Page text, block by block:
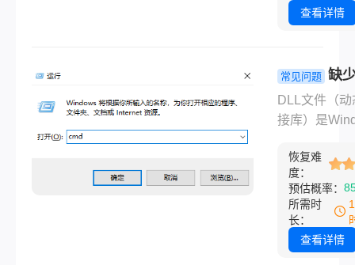
启动、系统
下是针对DLL
问题的常用
法，帮助您
决问题。
查看详情
常见问题 缺
件怎么办？
见原因及修
DLL文件（动
接库）是
核心组件，
享代码和资
程序提示“找
xxx.dll”或“缺
xxx.dll”时，
恢复难
度：
预估概率：
所需时
长：
查看详情